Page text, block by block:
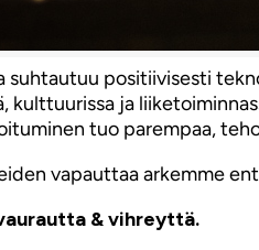
positiivisesti
ja
tuo parempaa,
vapauttaa arkemme
& vihreyttä.